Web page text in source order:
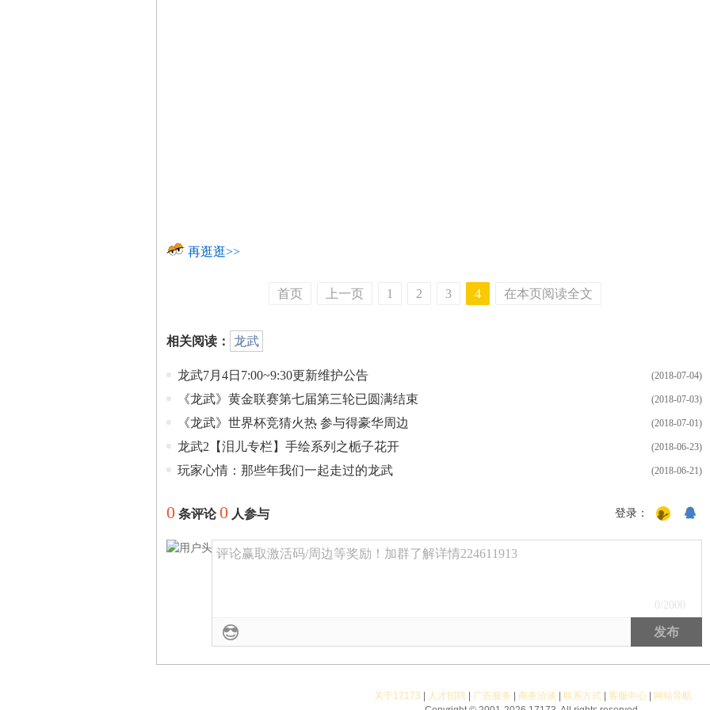
再逛逛>>
首页 上一页 1 2 3 4 在本页阅读全文
相关阅读： 龙武
(2018-07-04)
龙武7月4日7:00~9:30更新维护公告
(2018-07-03)
《龙武》黄金联赛第七届第三轮已圆满结束
(2018-07-01)
《龙武》世界杯竞猜火热 参与得豪华周边
(2018-06-23)
龙武2【泪儿专栏】手绘系列之栀子花开
(2018-06-21)
玩家心情：那些年我们一起走过的龙武
0 条评论0 人参与 登录：
评论赢取激活码/周边等奖励！加群了解详情224611913
0 /2000
发布
关于17173 人才招聘| 广告服务 商务洽谈 联系方式| 客服中心|
网站导航